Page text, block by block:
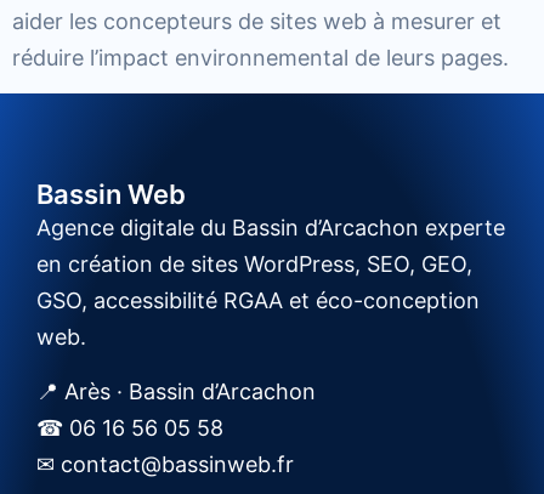
aider les concepteurs de sites web à mesurer et
réduire l’impact environnemental de leurs pages.
Bassin Web
Agence digitale du Bassin d’Arcachon experte
en création de sites WordPress, SEO, GEO,
GSO, accessibilité RGAA et éco-conception
web.
📍 Arès · Bassin d’Arcachon
☎ 06 16 56 05 58
✉ contact@bassinweb.fr